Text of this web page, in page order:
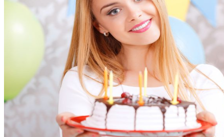
Обновление: Семейства Автомобилей
Mercedes-Benz GLE